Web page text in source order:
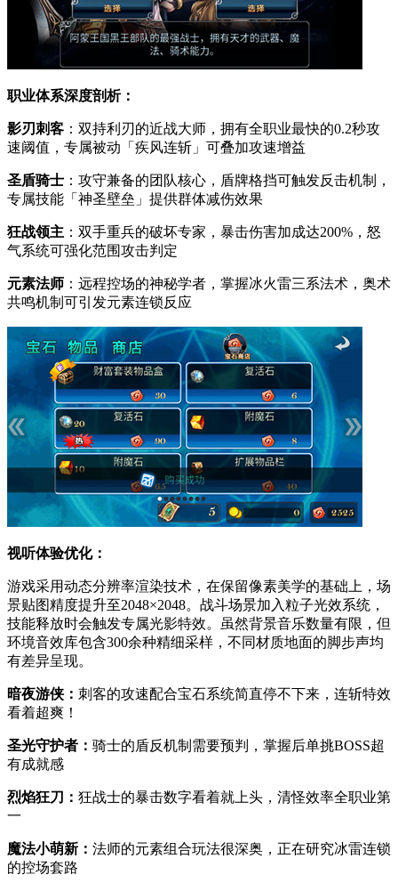
职业体系深度剖析：
影刃刺客 ：双持利刃的近战大师，拥有全职业最快的0.2秒攻
速阈值，专属被动「疾风连斩」可叠加攻速增益
圣盾骑士 ：攻守兼备的团队核心，盾牌格挡可触发反击机制，
专属技能「神圣壁垒」提供群体减伤效果
狂战领主 ：双手重兵的破坏专家，暴击伤害加成达200%，怒
气系统可强化范围攻击判定
元素法师 ：远程控场的神秘学者，掌握冰火雷三系法术，奥术
共鸣机制可引发元素连锁反应
视听体验优化：
游戏采用动态分辨率渲染技术，在保留像素美学的基础上，场
景贴图精度提升至2048×2048。战斗场景加入粒子光效系统，
技能释放时会触发专属光影特效。虽然背景音乐数量有限，但
环境音效库包含300余种精细采样，不同材质地面的脚步声均
有差异呈现。
暗夜游侠： 刺客的攻速配合宝石系统简直停不下来，连斩特效
看着超爽！
圣光守护者： 骑士的盾反机制需要预判，掌握后单挑BOSS超
有成就感
烈焰狂刀： 狂战士的暴击数字看着就上头，清怪效率全职业第
一
魔法小萌新： 法师的元素组合玩法很深奥，正在研究冰雷连锁
的控场套路